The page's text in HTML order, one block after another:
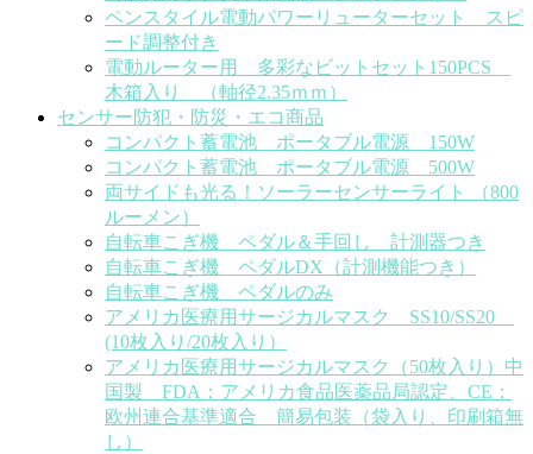
ペンスタイル電動パワーリューターセット スピ
ード調整付き
電動ルーター用 多彩なビットセット150PCS
木箱入り （軸径2.35ｍｍ）
センサー防犯・防災・エコ商品
コンパクト蓄電池 ポータブル電源 150W
コンパクト蓄電池 ポータブル電源 500W
両サイドも光る！ソーラーセンサーライト （800
ルーメン）
自転車こぎ機 ペダル＆手回し 計測器つき
自転車こぎ機 ペダルDX（計測機能つき）
自転車こぎ機 ペダルのみ
アメリカ医療用サージカルマスク SS10/SS20
(10枚入り/20枚入り）
アメリカ医療用サージカルマスク（50枚入り）中
国製 FDA：アメリカ食品医薬品局認定、CE：
欧州連合基準適合 簡易包装（袋入り、印刷箱無
し）